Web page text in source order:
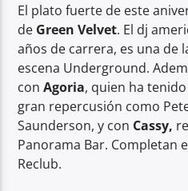
El plato fuerte de este
de Green Velvet. El dj
años de carrera, es una de
escena Underground.
conAgoria, quien ha
gran repercusión como
Saunderson, y con Cassy,
Panorama Bar. Completan
Reclub.